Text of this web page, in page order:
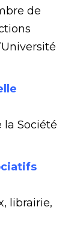
de
Société
librairie,